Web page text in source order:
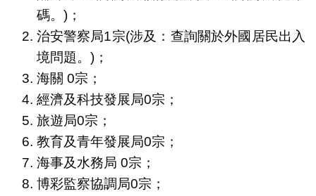
碼。)；
治安警察局1宗(涉及：查詢關於外國居民出入
境問題。)；
海關 0宗；
經濟及科技發展局0宗；
旅遊局0宗；
教育及青年發展局0宗；
海事及水務局 0宗；
博彩監察協調局0宗；